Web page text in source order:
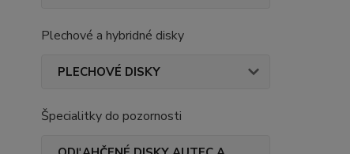
Plechové a hybridné disky
PLECHOVÉ DISKY
Špecialitky do pozornosti